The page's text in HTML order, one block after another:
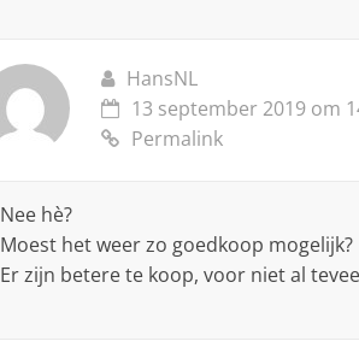
HansNL
13 september 2019 om
Permalink
Nee hè?
Moest het weer zo goedkoop mogelijk?
Er zijn betere te koop, voor niet al